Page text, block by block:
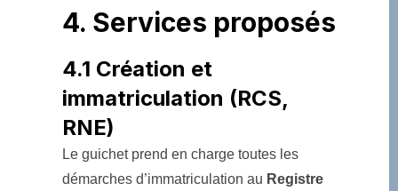
4. Services proposés
4.1 Création et
immatriculation (RCS,
RNE)
Le guichet prend en charge toutes les
démarches d’immatriculation au Registre